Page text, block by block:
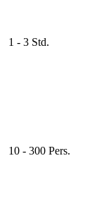
1 - 3 Std.
10 - 300 Pers.